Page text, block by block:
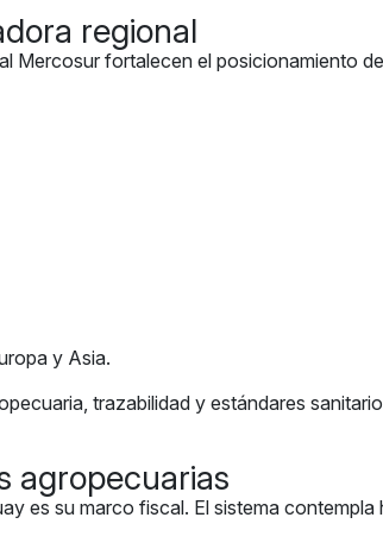
regional
Mercosur fortalecen el posicionamiento
y Asia.
trazabilidad y estándares
agropecuarias
es su marco fiscal. El sistema